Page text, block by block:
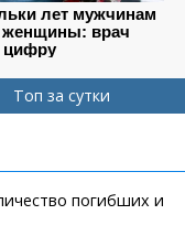
Топ за сутки
погибших и